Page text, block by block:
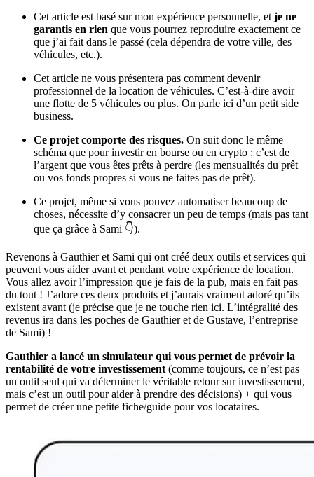
Cet article est basé sur mon expérience personnelle, et je ne
garantis en rien que vous pourrez reproduire exactement ce
que j’ai fait dans le passé (cela dépendra de votre ville, des
véhicules, etc.).
Cet article ne vous présentera pas comment devenir
professionnel de la location de véhicules. C’est-à-dire avoir
une flotte de 5 véhicules ou plus. On parle ici d’un petit side
business.
Ce projet comporte des risques. On suit donc le même
schéma que pour investir en bourse ou en crypto : c’est de
l’argent que vous êtes prêts à perdre (les mensualités du prêt
ou vos fonds propres si vous ne faites pas de prêt).
Ce projet, même si vous pouvez automatiser beaucoup de
choses, nécessite d’y consacrer un peu de temps (mais pas tant
que ça grâce à Sami 👇).
Revenons à Gauthier et Sami qui ont créé deux outils et services qui
peuvent vous aider avant et pendant votre expérience de location.
Vous allez avoir l’impression que je fais de la pub, mais en fait pas
du tout ! J’adore ces deux produits et j’aurais vraiment adoré qu’ils
existent avant (je précise que je ne touche rien ici. L’intégralité des
revenus ira dans les poches de Gauthier et de Gustave, l’entreprise
de Sami) !
Gauthier a lancé un simulateur qui vous permet de prévoir la
rentabilité de votre investissement (comme toujours, ce n’est pas
un outil seul qui va déterminer le véritable retour sur investissement,
mais c’est un outil pour aider à prendre des décisions) + qui vous
permet de créer une petite fiche/guide pour vos locataires.